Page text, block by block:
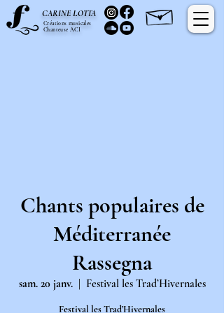
CARINE LOTTA
Chanteuse ACI
Créations musicales
Chants populaires de
Méditerranée
Rassegna
sam. 20 janv.
  |
Festival les Trad’Hivernales
Festival les Trad’Hivernales